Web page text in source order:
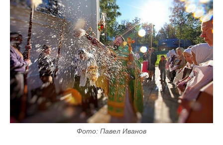
Фото: Павел Иванов